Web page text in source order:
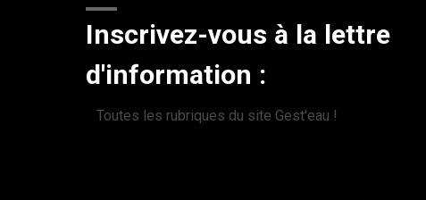
Inscrivez-vous à la lettre
d'information :
Toutes les rubriques du site Gest'eau !